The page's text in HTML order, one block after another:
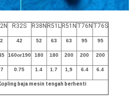
R32S R38N R51L R51N T76N T76S
42 52 63 63 95 95
160or190 180 180 200 200 200
0.75 1.4 1.7 1,9 6.4 6.4
baja mesin tengah berhenti